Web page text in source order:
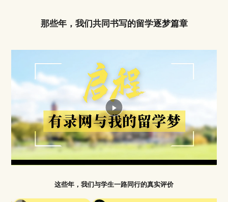
那些年，我们共同书写的留学逐梦篇章
Play
Video
这些年，我们与学生一路同行的真实评价